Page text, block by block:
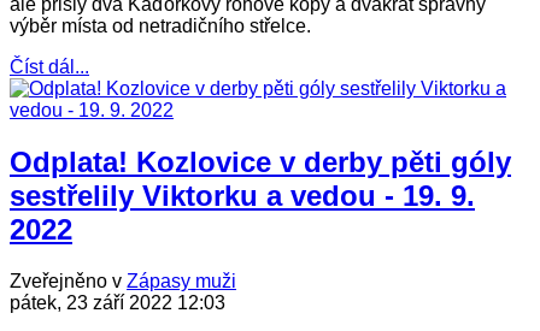
ale přišly dva Kaďorkovy rohové kopy a dvakrát správný
výběr místa od netradičního střelce.
Číst dál...
Odplata! Kozlovice v derby pěti góly
sestřelily Viktorku a vedou - 19. 9.
2022
Zveřejněno v Zápasy muži
pátek, 23 září 2022 12:03